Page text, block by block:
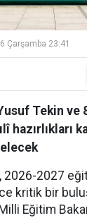
Çarşamba 23:41
Tekin ve
hazırlıkları
2026-2027
kritik bir
Eğitim